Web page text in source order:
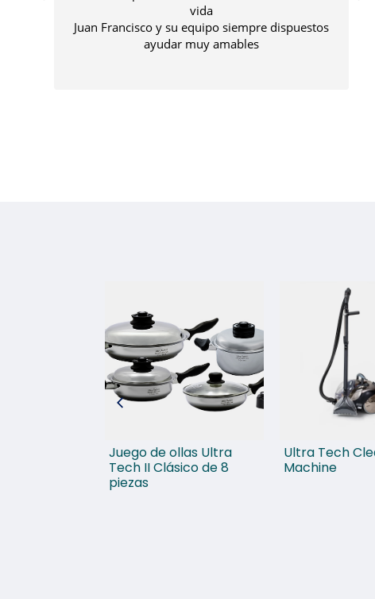
vida
Juan Francisco y su equipo siempre dispuestos
ayudar muy amables
Juego de ollas Ultra
Tech II Clásico de 8
piezas
Ultra Tech
Machine